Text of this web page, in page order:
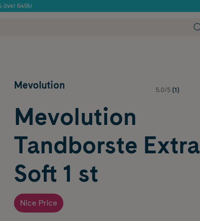
över 649kr
Mevolution 5.0/5 (1)
Mevolution
Tandborste Extra
Soft 1 st
Nice Price